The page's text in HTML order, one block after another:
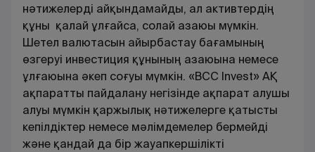
нәтижелердi айқындамайды, ал активтердiң
құны қалай ұлғайса, солай азаюы мүмкiн.
Шетел валютасын айырбастау бағамының
өзгеруі инвестиция құнының азаюына немесе
ұлғаюына әкеп соғуы мүмкін. «BCC Invest» АҚ
ақпаратты пайдалану негізінде ақпарат алушы
алуы мүмкін қаржылық нәтижелерге қатысты
кепілдіктер немесе мәлімдемелер бермейді
және қандай да бір жауапкершілікті